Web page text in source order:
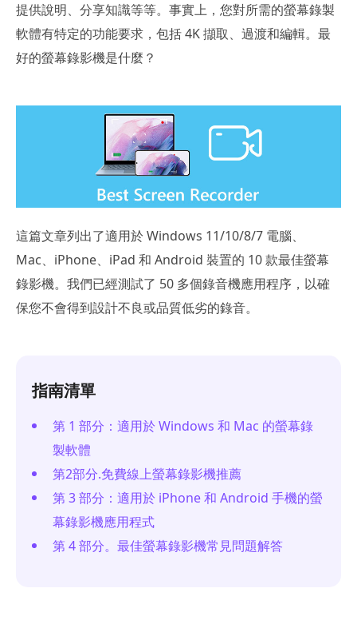
提供說明、分享知識等等。事實上，您對所需的螢幕錄製
軟體有特定的功能要求，包括 4K 擷取、過渡和編輯。最
好的螢幕錄影機是什麼？
這篇文章列出了適用於 Windows 11/10/8/7 電腦、
Mac、iPhone、iPad 和 Android 裝置的 10 款最佳螢幕
錄影機。我們已經測試了 50 多個錄音機應用程序，以確
保您不會得到設計不良或品質低劣的錄音。
指南清單
第 1 部分：適用於 Windows 和 Mac 的螢幕錄
製軟體
第2部分.免費線上螢幕錄影機推薦
第 3 部分：適用於 iPhone 和 Android 手機的螢
幕錄影機應用程式
第 4 部分。最佳螢幕錄影機常見問題解答